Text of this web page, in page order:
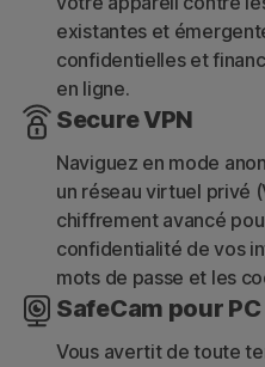
existantes et
confidentielles et
en ligne.
Secure VPN
Naviguez en mode
un réseau virtuel privé
chiffrement avancé
confidentialité de vos
mots de passe et les
SafeCam pour PC
Vous avertit de toute